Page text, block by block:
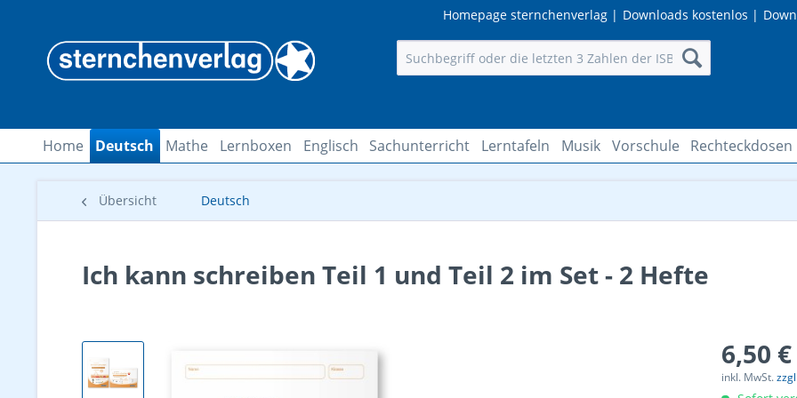
Downloads kostenlos |
Homepage sternchenverlag |
Home Deutsch Mathe Lernboxen Englisch Sachunterricht Lerntafeln Musik Vorschule Rechteckdosen
Übersicht Deutsch
Ich kann schreiben Teil 1 und Teil 2 im Set - 2 Hefte
6,50
inkl. MwSt.